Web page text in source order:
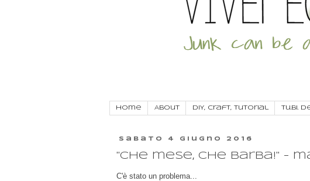
Home About DIY, craft, tutorial Tu.Bi.
sabato 4 giugno 2016
"Che mese, che barba!" -
C'è stato un problema...